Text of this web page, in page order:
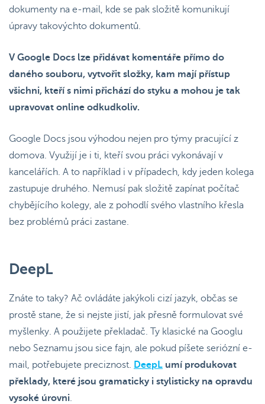
dokumenty na e-mail, kde se pak složitě komunikují
úpravy takovýchto dokumentů.
V Google Docs lze přidávat komentáře přímo do
daného souboru, vytvořit složky, kam mají přístup
všichni, kteří s nimi přichází do styku a mohou je tak
upravovat online odkudkoliv.
Google Docs jsou výhodou nejen pro týmy pracující z
domova. Využijí je i ti, kteří svou práci vykonávají v
kancelářích. A to například i v případech, kdy jeden kolega
zastupuje druhého. Nemusí pak složitě zapínat počítač
chybějícího kolegy, ale z pohodlí svého vlastního křesla
bez problémů práci zastane.
DeepL
Znáte to taky? Ač ovládáte jakýkoli cizí jazyk, občas se
prostě stane, že si nejste jistí, jak přesně formulovat své
myšlenky. A použijete překladač. Ty klasické na Googlu
nebo Seznamu jsou sice fajn, ale pokud píšete seriózní e-
mail, potřebujete preciznost. DeepL umí produkovat
překlady, které jsou gramaticky i stylisticky na opravdu
vysoké úrovni.